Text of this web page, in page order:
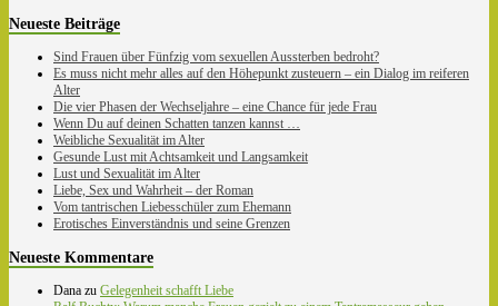
Neueste Beiträge
Sind Frauen über Fünfzig vom sexuellen Aussterben bedroht?
Es muss nicht mehr alles auf den Höhepunkt zusteuern – ein Dialog im reiferen
Alter
Die vier Phasen der Wechseljahre – eine Chance für jede Frau
Wenn Du auf deinen Schatten tanzen kannst …
Weibliche Sexualität im Alter
Gesunde Lust mit Achtsamkeit und Langsamkeit
Lust und Sexualität im Alter
Liebe, Sex und Wahrheit – der Roman
Vom tantrischen Liebesschüler zum Ehemann
Erotisches Einverständnis und seine Grenzen
Neueste Kommentare
Dana zu Gelegenheit schafft Liebe